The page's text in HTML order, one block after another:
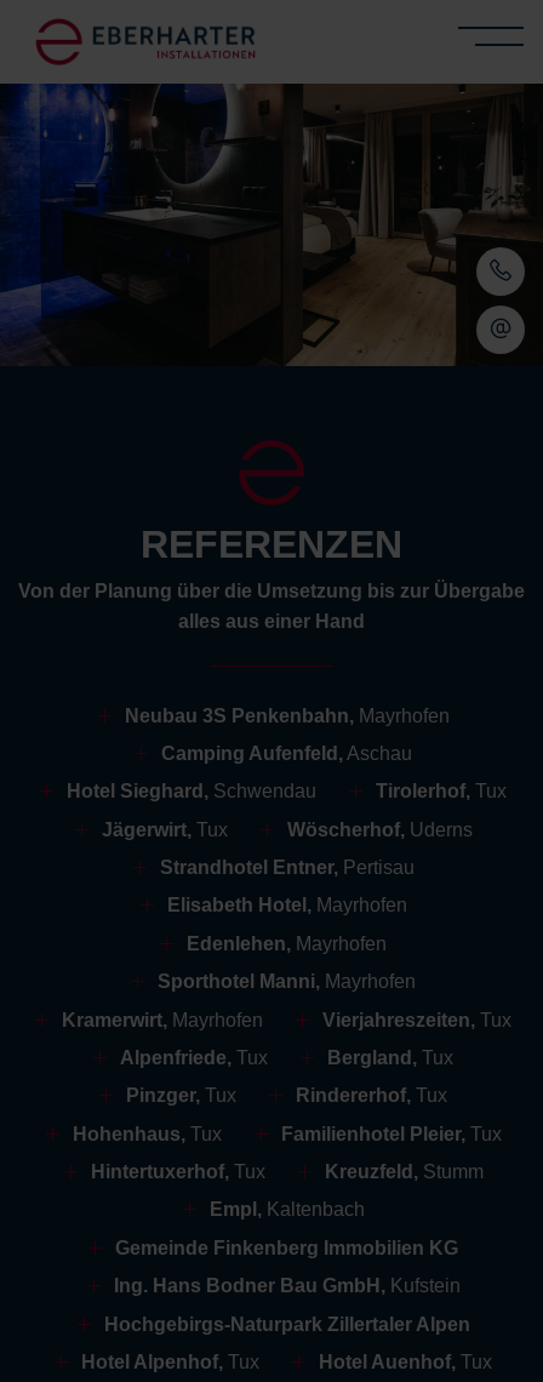
REFERENZEN
Von der Planung über die Umsetzung bis zur Übergabe
alles aus einer Hand
Neubau 3S Penkenbahn, Mayrhofen
Camping Aufenfeld, Aschau
Hotel Sieghard, Schwendau Tirolerhof, Tux
Jägerwirt, Tux Wöscherhof, Uderns
Strandhotel Entner, Pertisau
Elisabeth Hotel, Mayrhofen
Edenlehen, Mayrhofen
Sporthotel Manni, Mayrhofen
Kramerwirt, Mayrhofen Vierjahreszeiten, Tux
Alpenfriede, Tux Bergland, Tux
Pinzger, Tux Rindererhof, Tux
Hohenhaus, Tux Familienhotel Pleier, Tux
Hintertuxerhof, Tux Kreuzfeld, Stumm
Empl, Kaltenbach
Gemeinde Finkenberg Immobilien KG
Ing. Hans Bodner Bau GmbH, Kufstein
Hochgebirgs-Naturpark Zillertaler Alpen
Hotel Alpenhof, Tux Hotel Auenhof, Tux